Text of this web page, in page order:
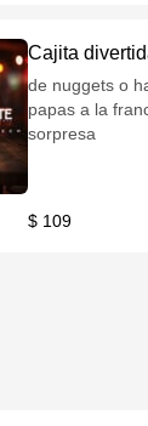
Cajita
de nuggets o
papas a la
sorpresa
$ 109